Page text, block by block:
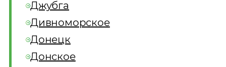
Джубга
Дивноморское
Донецк
Донское